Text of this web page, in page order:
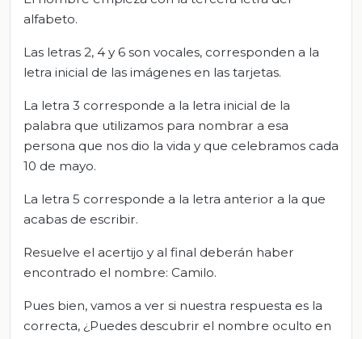
alfabeto.
Las letras 2, 4 y 6 son vocales, corresponden a la
letra inicial de las imágenes en las tarjetas.
La letra 3 corresponde a la letra inicial de la
palabra que utilizamos para nombrar a esa
persona que nos dio la vida y que celebramos cada
10 de mayo.
La letra 5 corresponde a la letra anterior a la que
acabas de escribir.
Resuelve el acertijo y al final deberán haber
encontrado el nombre: Camilo.
Pues bien, vamos a ver si nuestra respuesta es la
correcta, ¿Puedes descubrir el nombre oculto en